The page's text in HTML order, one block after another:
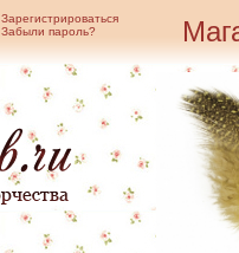
Зарегистрироваться
Забыли пароль?